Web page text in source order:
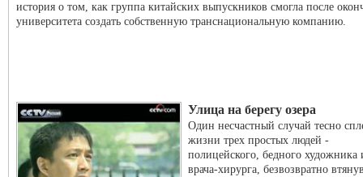
история о том, как группа китайских выпускников смогла после
университета создать собственную транснациональную компанию.
Улица на берегу озера
Один несчастный случай тесно
жизни трех простых людей -
полицейского, бедного художника
врача-хирурга, безвозвратно